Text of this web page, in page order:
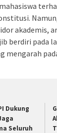
akademis,
berdiri pada
mengarah
Dukung
Seluruh